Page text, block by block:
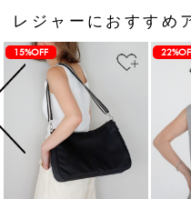
レジャーにおすすめ
15%OFF